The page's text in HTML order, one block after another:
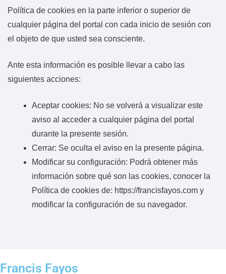
Política de cookies en la parte inferior o superior de
cualquier página del portal con cada inicio de sesión con
el objeto de que usted sea consciente.
Ante esta información es posible llevar a cabo las
siguientes acciones:
Aceptar cookies: No se volverá a visualizar este
aviso al acceder a cualquier página del portal
durante la presente sesión.
Cerrar: Se oculta el aviso en la presente página.
Modificar su configuración: Podrá obtener más
información sobre qué son las cookies, conocer la
Política de cookies de: https://francisfayos.com y
modificar la configuración de su navegador.
Francis Fayos